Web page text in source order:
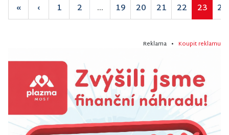
« ‹ 1 2 ... 19 20 21 22 23 24
Reklama • Koupit reklamu